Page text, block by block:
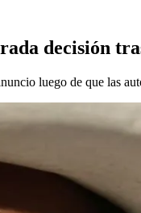
decisión
luego de que las